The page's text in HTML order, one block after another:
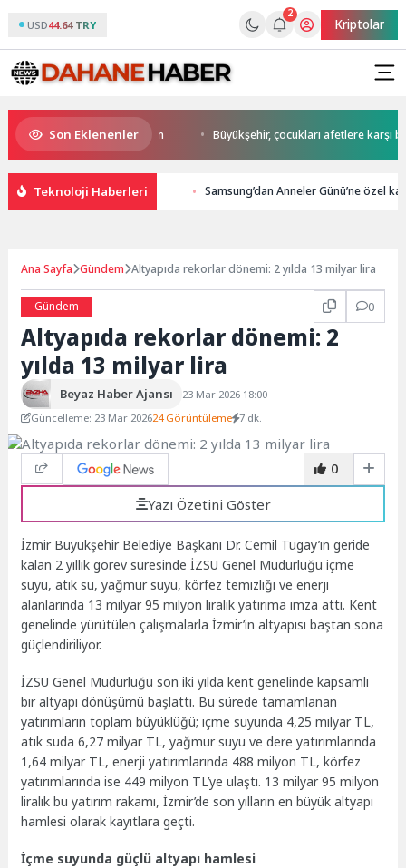
USD44.64 TRY
2
Kriptolar
Son Eklenenler
Başkan Büyükakın’dan Büyükşehir, çocukları afetlere karşı
Teknoloji Haberleri Samsung’dan Anneler Günü’ne özel
Ana Sayfa Gündem Altyapıda rekorlar dönemi: 2 yılda 13 milyar lira
Gündem 0
Altyapıda rekorlar dönemi: 2
yılda 13 milyar lira
Beyaz Haber Ajansı
23 Mar 2026 18:00
Güncelleme: 23 Mar 202624 Görüntüleme 7 dk.
0
Yazı Özetini Göster
İzmir Büyükşehir Belediye Başkanı Dr. Cemil Tugay’ın geride
kalan 2 yıllık görev süresinde İZSU Genel Müdürlüğü içme
suyu, atık su, yağmur suyu, körfez temizliği ve enerji
alanlarında 13 milyar 95 milyon liralık yatırıma imza attı. Kent
genelinde yürütülen çalışmalarla İzmir’in altyapısı baştan sona
güçlendiriliyor.
İZSU Genel Müdürlüğü son iki yılda kent genelinde kapsamlı
bir altyapı dönüşümü başlattı. Bu sürede tamamlanan
yatırımların toplam büyüklüğü; içme suyunda 4,25 milyar TL,
atık suda 6,27 milyar TL, yağmur suyu ve dere yatırımlarında
1,64 milyar TL, enerji yatırımlarında 488 milyon TL, körfez
yatırımlarında ise 449 milyon TL’ye ulaştı. 13 milyar 95 milyon
liralık bu yatırım rakamı, İzmir’de son yılların en büyük altyapı
hamlesi olarak kayıtlara geçti.
İçme suyunda güçlü altyapı hamlesi